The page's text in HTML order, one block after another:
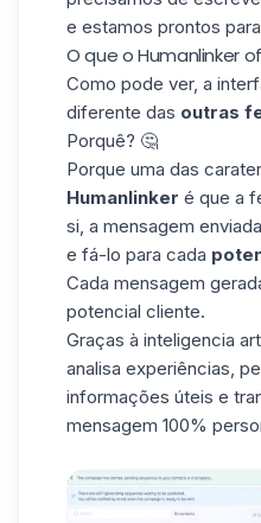
e estamos prontos
O que o Humanlinker
Como pode ver, a
diferente das outras
Porquê? 🤔
Porque uma das
Humanlinker é que a
si, a mensagem
e fá-lo para cada
Cada mensagem
potencial cliente.
Graças à inteligencia
analisa experiências,
informações úteis e
mensagem 100%